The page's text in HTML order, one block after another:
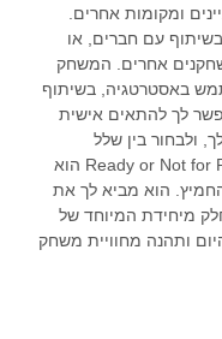
ומקומות אחרים.
עם חברים, או
אחרים. המשחק
באסטרטגיה, בשיתוף
לך להתאים אישית
ולבחור בין שלל
אופציות של כניסה, השתלטות וחילוץ. Ready or Not for PC הוא
הוא מביא לך את
מיחידת המיוחד של
ותהנה מחוויית משחק